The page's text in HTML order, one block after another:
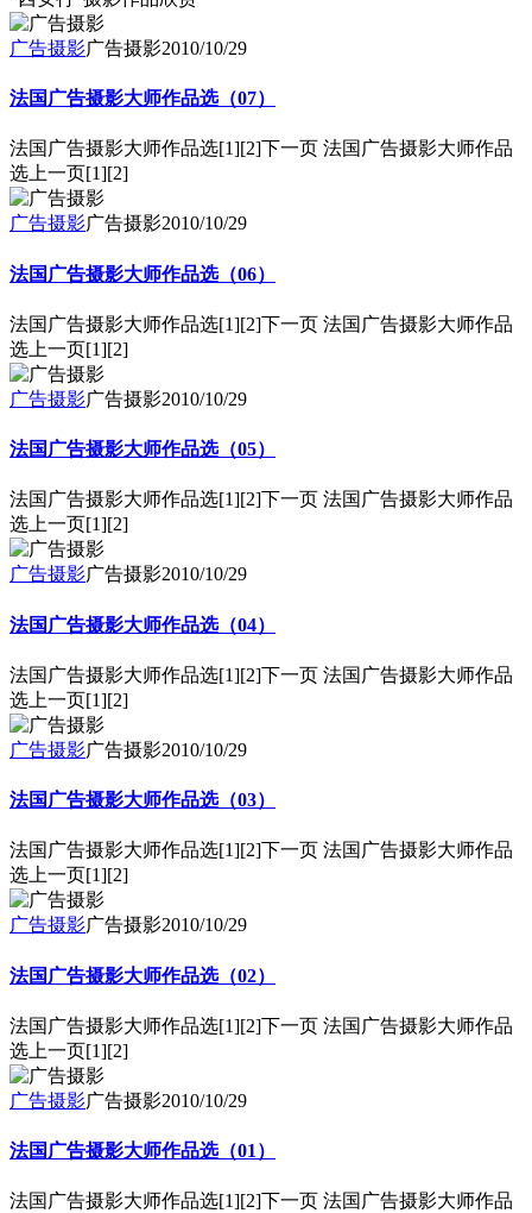
广告摄影广告摄影2010/10/29
法国广告摄影大师作品选（07）
法国广告摄影大师作品选[1][2]下一页 法国广告摄影大师作品
选上一页[1][2]
广告摄影广告摄影2010/10/29
法国广告摄影大师作品选（06）
法国广告摄影大师作品选[1][2]下一页 法国广告摄影大师作品
选上一页[1][2]
广告摄影广告摄影2010/10/29
法国广告摄影大师作品选（05）
法国广告摄影大师作品选[1][2]下一页 法国广告摄影大师作品
选上一页[1][2]
广告摄影广告摄影2010/10/29
法国广告摄影大师作品选（04）
法国广告摄影大师作品选[1][2]下一页 法国广告摄影大师作品
选上一页[1][2]
广告摄影广告摄影2010/10/29
法国广告摄影大师作品选（03）
法国广告摄影大师作品选[1][2]下一页 法国广告摄影大师作品
选上一页[1][2]
广告摄影广告摄影2010/10/29
法国广告摄影大师作品选（02）
法国广告摄影大师作品选[1][2]下一页 法国广告摄影大师作品
选上一页[1][2]
广告摄影广告摄影2010/10/29
法国广告摄影大师作品选（01）
法国广告摄影大师作品选[1][2]下一页 法国广告摄影大师作品